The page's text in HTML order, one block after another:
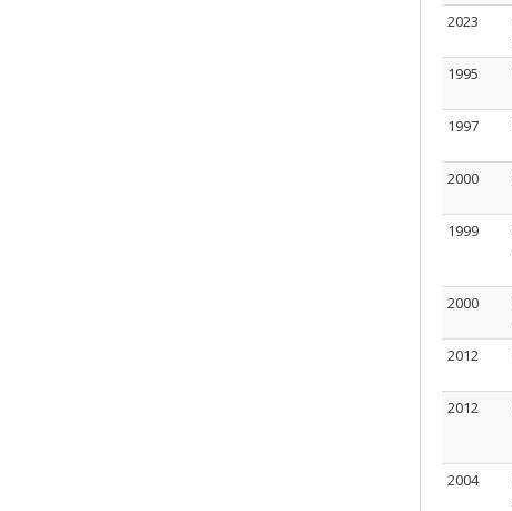
2023
1995
1997
2000
1999
2000
2012
2012
2004